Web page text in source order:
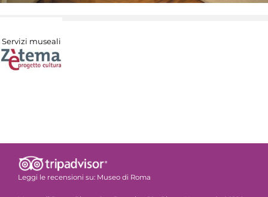
Servizi museali
Leggi le recensioni su: Museo di Roma